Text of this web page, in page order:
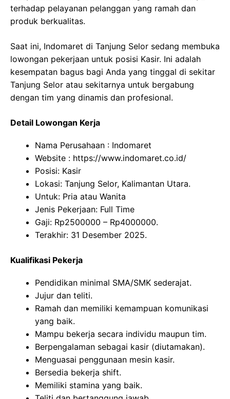
terhadap pelayanan pelanggan yang ramah dan
produk berkualitas.
Saat ini, Indomaret di Tanjung Selor sedang membuka
lowongan pekerjaan untuk posisi Kasir. Ini adalah
kesempatan bagus bagi Anda yang tinggal di sekitar
Tanjung Selor atau sekitarnya untuk bergabung
dengan tim yang dinamis dan profesional.
Detail Lowongan Kerja
Nama Perusahaan : Indomaret
Website : https://www.indomaret.co.id/
Posisi: Kasir
Lokasi: Tanjung Selor, Kalimantan Utara.
Untuk: Pria atau Wanita
Jenis Pekerjaan: Full Time
Gaji: Rp2500000 – Rp4000000.
Terakhir: 31 Desember 2025.
Kualifikasi Pekerja
Pendidikan minimal SMA/SMK sederajat.
Jujur dan teliti.
Ramah dan memiliki kemampuan komunikasi
yang baik.
Mampu bekerja secara individu maupun tim.
Berpengalaman sebagai kasir (diutamakan).
Menguasai penggunaan mesin kasir.
Bersedia bekerja shift.
Memiliki stamina yang baik.